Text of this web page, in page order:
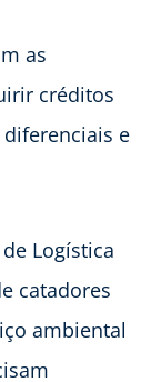
as
créditos
e
Logística
catadores
ambiental